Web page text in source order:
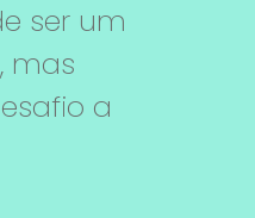
ser um
mas
a